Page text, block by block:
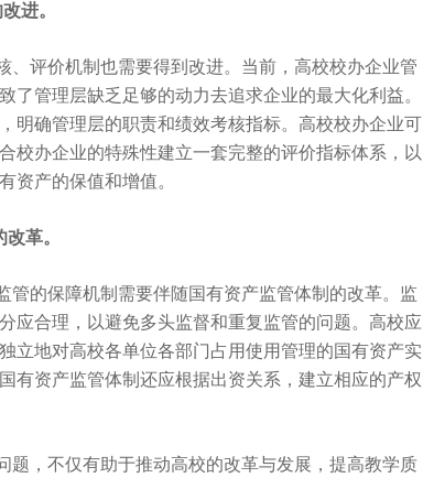
进。
、评价机制也需要得到改进。当前，高校校办企业管
了管理层缺乏足够的动力去追求企业的最大化利益。
明确管理层的职责和绩效考核指标。高校校办企业可
校办企业的特殊性建立一套完整的评价指标体系，以
资产的保值和增值。
革。
管的保障机制需要伴随国有资产监管体制的改革。监
应合理，以避免多头监督和重复监管的问题。高校应
独立地对高校各单位各部门占用使用管理的国有资产实
有资产监管体制还应根据出资关系，建立相应的产权
题，不仅有助于推动高校的改革与发展，提高教学质